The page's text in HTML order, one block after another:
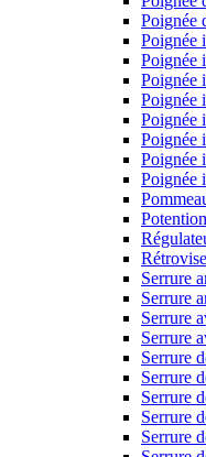
Poignée
Poignée
Poignée
Poignée
Poignée
Poignée
Poignée
Poignée
Poignée
Serrure
Serrure
Serrure
Serrure
Serrure
Serrure
Serrure
Serrure
Serrure